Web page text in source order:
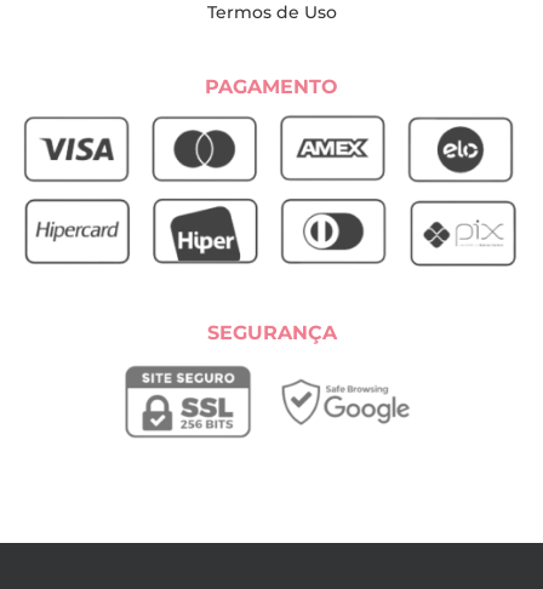
Termos de Uso
PAGAMENTO
SEGURANÇA